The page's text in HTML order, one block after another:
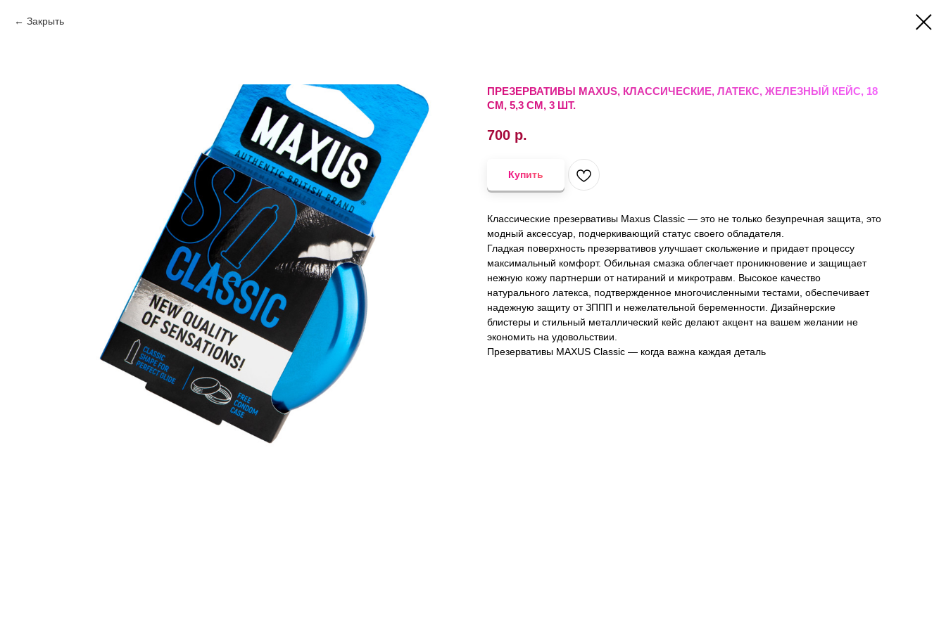
Закрыть
ПРЕЗЕРВАТИВЫ MAXUS, КЛАССИЧЕСКИЕ, ЛАТЕКС, ЖЕЛЕЗНЫЙ КЕЙС, 18
СМ, 5,3 СМ, 3 ШТ.
700 р.
Купить
Классические презервативы Maxus Classic — это не только безупречная защита, это
модный аксессуар, подчеркивающий статус своего обладателя.
Гладкая поверхность презервативов улучшает скольжение и придает процессу
максимальный комфорт. Обильная смазка облегчает проникновение и защищает
нежную кожу партнерши от натираний и микротравм. Высокое качество
натурального латекса, подтвержденное многочисленными тестами, обеспечивает
надежную защиту от ЗППП и нежелательной беременности. Дизайнерские
блистеры и стильный металлический кейс делают акцент на вашем желании не
экономить на удовольствии.
Презервативы MAXUS Classic — когда важна каждая деталь